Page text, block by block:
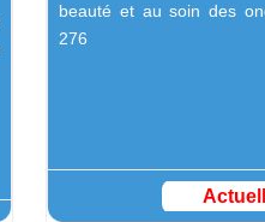
beauté et au soin des
276